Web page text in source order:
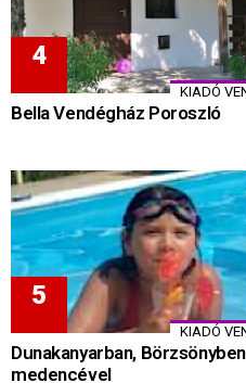
KIADÓ
Bella Vendégház Poroszló
KIADÓ
Dunakanyarban,
medencével